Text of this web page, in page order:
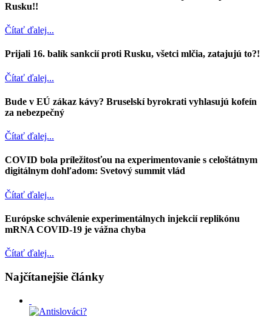
Rusku!!
Čítať ďalej...
Prijali 16. balík sankcií proti Rusku, všetci mlčia, zatajujú to?!
Čítať ďalej...
Bude v EÚ zákaz kávy? Bruselskí byrokrati vyhlasujú kofeín
za nebezpečný
Čítať ďalej...
COVID bola príležitosťou na experimentovanie s celoštátnym
digitálnym dohľadom: Svetový summit vlád
Čítať ďalej...
Európske schválenie experimentálnych injekcií replikónu
mRNA COVID-19 je vážna chyba
Čítať ďalej...
Najčítanejšie články